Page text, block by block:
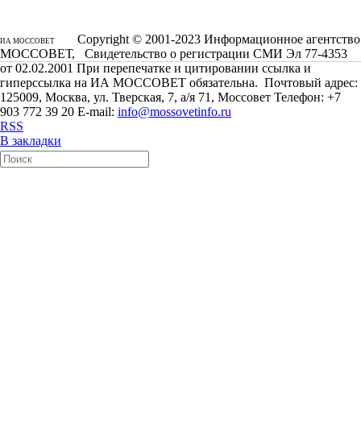
ИА МОССОВЕТ
Copyright © 2001-2023 Информационное агентство
МОССОВЕТ, Свидетельство о регистрации СМИ Эл 77-4353
от 02.02.2001 При перепечатке и цитировании ссылка и
гиперссылка на ИА МОССОВЕТ обязательна. Почтовый адрес:
125009, Москва, ул. Тверская, 7, а/я 71, Моссовет Телефон: +7
903 772 39 20 E-mail: info@mossovetinfo.ru
RSS
В закладки